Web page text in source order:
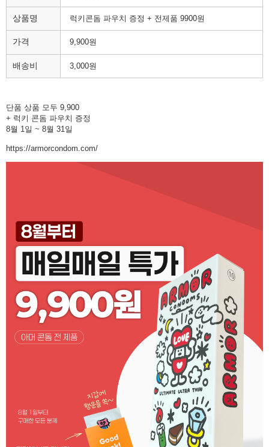
상품명 럭키콘돔 파우치 증정 + 전제품 9900원
가격 9,900원
배송비 3,000원
단품 상품 모두 9,900
+ 럭키 콘돔 파우치 증정
8월 1일 ~ 8월 31일
https://armorcondom.com/